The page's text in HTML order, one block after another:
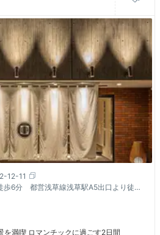
12-11
歩6分 都営浅草線浅草駅A5出口より徒歩7
を満喫 ロマンチックに過ごす2日間